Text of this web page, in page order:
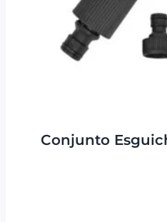
Conjunto